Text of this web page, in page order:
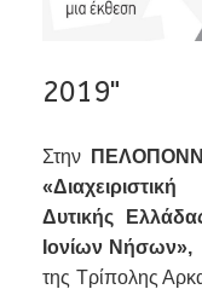
2019"
Στην
Δυτικής
Ιονίων Νήσων»,
της Τρίπολης